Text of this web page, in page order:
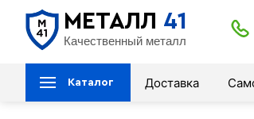
МЕТАЛЛ 41
Качественный металл
Каталог Доставка